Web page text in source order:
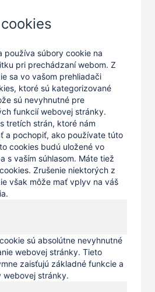
používa súbory cookie na
pri prechádzaní webom. Z
sa vo vašom prehliadači
ktoré sú kategorizované
sú nevyhnutné pre
funkcií webovej stránky.
tretích strán, ktoré nám
a pochopiť, ako používate túto
cookies budú uložené vo
s vaším súhlasom. Máte tiež
Zrušenie niektorých z
však môže mať vplyv na váš
sú absolútne nevyhnutné
webovej stránky. Tieto
zaisťujú základné funkcie a
stránky.